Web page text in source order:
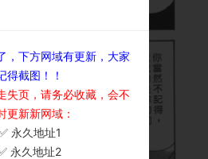
，下方网域有更新，大家
得截图！！
失页，请务必收藏，会不
更新新网域：
永久地址1
永久地址2